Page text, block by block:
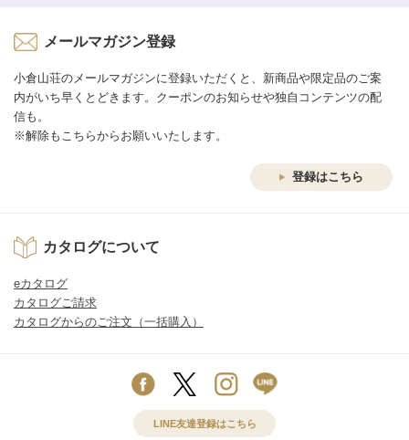
メールマガジン登録
小倉山荘のメールマガジンに登録いただくと、新商品や限定品のご案
内がいち早くとどきます。クーポンのお知らせや独自コンテンツの配
信も。
※解除もこちらからお願いいたします。
登録はこちら
カタログについて
eカタログ
カタログご請求
カタログからのご注文（一括購入）
LINE友達登録はこちら